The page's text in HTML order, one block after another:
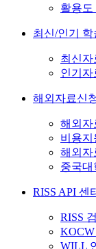
활용도
최신/인기 학
최신자
인기자
해외자료신
해외자
비용지
해외자
중국대
RISS API 센
RISS
WILL